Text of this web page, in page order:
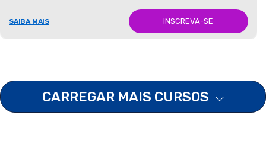
SAIBA MAIS INSCREVA-SE
CARREGAR MAIS CURSOS